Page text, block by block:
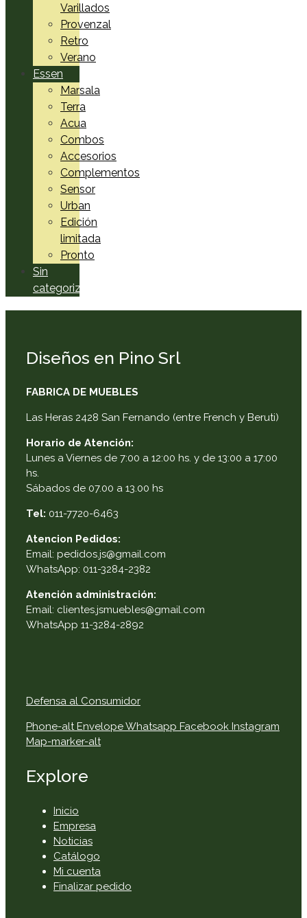
Varillados
Provenzal
Retro
Verano
Essen
Marsala
Terra
Acua
Combos
Accesorios
Complementos
Sensor
Urban
Edición
limitada
Pronto
Sin
categorizar
Diseños en Pino Srl
FABRICA DE MUEBLES
Las Heras 2428 San Fernando (entre French y Beruti)
Horario de Atención:
Lunes a Viernes de 7:00 a 12:00 hs. y de 13:00 a 17:00
hs.
Sábados de 07.00 a 13.00 hs
Tel: 011-7720-6463
Atencion Pedidos:
Email: pedidos.js@gmail.com
WhatsApp: 011-3284-2382
Atención administración:
Email: clientes.jsmuebles@gmail.com
WhatsApp 11-3284-2892
Defensa al Consumidor
Phone-alt EnvelopeWhatsapp Facebook Instagram
Map-marker-alt
Explore
Inicio
Empresa
Noticias
Catálogo
Mi cuenta
Finalizar pedido